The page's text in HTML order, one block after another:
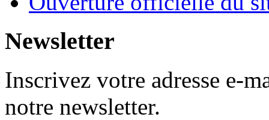
Newsletter
Inscrivez votre adresse e-
notre newsletter.